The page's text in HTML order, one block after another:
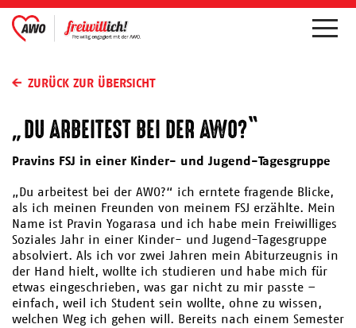
ZURÜCK ZUR ÜBERSICHT
„DU ARBEITEST BEI DER AWO?“
Pravins FSJ in einer Kinder- und Jugend-Tagesgruppe
„Du arbeitest bei der AWO?“ ich erntete fragende Blicke,
als ich meinen Freunden von meinem FSJ erzählte. Mein
Name ist Pravin Yogarasa und ich habe mein Freiwilliges
Soziales Jahr in einer Kinder- und Jugend-Tagesgruppe
absolviert. Als ich vor zwei Jahren mein Abiturzeugnis in
der Hand hielt, wollte ich studieren und habe mich für
etwas eingeschrieben, was gar nicht zu mir passte –
einfach, weil ich Student sein wollte, ohne zu wissen,
welchen Weg ich gehen will. Bereits nach einem Semester